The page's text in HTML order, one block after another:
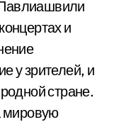
и
у зрителей, и
стране.
мировую